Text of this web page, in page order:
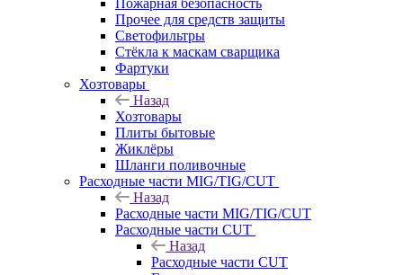
Пожарная безопасность
Прочее для средств защиты
Светофильтры
Стёкла к маскам сварщика
Фартуки
Хозтовары
Назад
Хозтовары
Плиты бытовые
Жиклёры
Шланги поливочные
Расходные части MIG/TIG/CUT
Назад
Расходные части MIG/TIG/CUT
Расходные части CUT
Назад
Расходные части CUT